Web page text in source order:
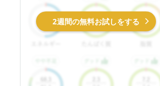
2週間の無料お試しをする